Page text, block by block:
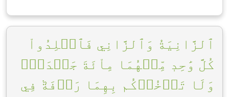
ٱلزَّانِيَةُ وَٱلزَّانِي فَٱجۡلِدُواْ
كُلَّ وَٰحِدٖ مِّنۡهُمَا مِاْئَةَ جَلۡدَةٖۖ
وَلَا تَأۡخُذۡكُم بِهِمَا رَأۡفَةٞ فِي